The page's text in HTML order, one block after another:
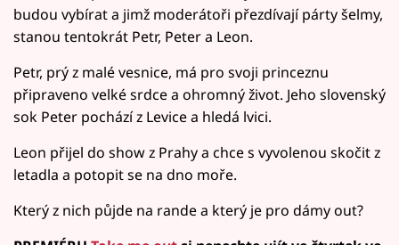
budou vybírat a jimž moderátoři přezdívají párty šelmy,
stanou tentokrát Petr, Peter a Leon.
Petr, prý z malé vesnice, má pro svoji princeznu
připraveno velké srdce a ohromný život. Jeho slovenský
sok Peter pochází z Levice a hledá lvici.
Leon přijel do show z Prahy a chce s vyvolenou skočit z
letadla a potopit se na dno moře.
Který z nich půjde na rande a který je pro dámy out?